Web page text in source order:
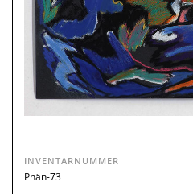
INVENTARNUMMER
Phän-73